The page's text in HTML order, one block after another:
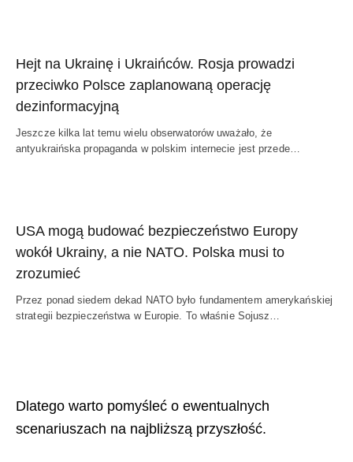
Hejt na Ukrainę i Ukraińców. Rosja prowadzi
przeciwko Polsce zaplanowaną operację
dezinformacyjną
Jeszcze kilka lat temu wielu obserwatorów uważało, że
antyukraińska propaganda w polskim internecie jest przede…
USA mogą budować bezpieczeństwo Europy
wokół Ukrainy, a nie NATO. Polska musi to
zrozumieć
Przez ponad siedem dekad NATO było fundamentem amerykańskiej
strategii bezpieczeństwa w Europie. To właśnie Sojusz…
Dlatego warto pomyśleć o ewentualnych
scenariuszach na najbliższą przyszłość.